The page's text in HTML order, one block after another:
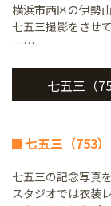
横浜市西区の伊勢
七五三撮影をさせ
……
七五三（
七五三（753
七五三の記念写真
スタジオでは衣装